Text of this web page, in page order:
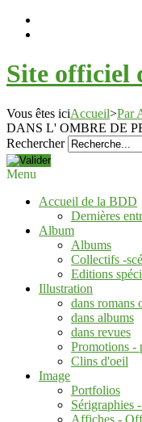
Site officiel
Vous êtes iciAccueil>Par
DANS L' OMBRE DE
Rechercher
Menu
Accueil de la BDD
Dernières
Album
Albums
Collectifs -
Editions
Illustration
dans romans
dans albums
dans revues
Promotions -
Clins d'oeil
Image
Portfolios
Sérigraphies
Affiches -